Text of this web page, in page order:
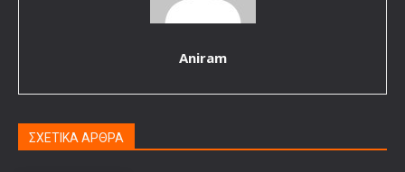
Aniram
ΣΧΕΤΙΚΑ ΑΡΘΡΑ